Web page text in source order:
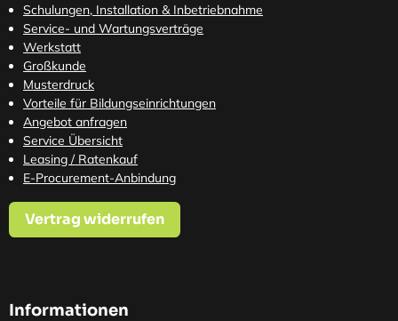
Schulungen, Installation & Inbetriebnahme
Service- und Wartungsverträge
Werkstatt
Großkunde
Musterdruck
Vorteile für Bildungseinrichtungen
Angebot anfragen
Service Übersicht
Leasing / Ratenkauf
E-Procurement-Anbindung
Vertrag widerrufen
Informationen